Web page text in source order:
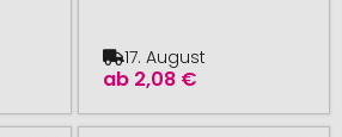
ab 2,08 €
17. August